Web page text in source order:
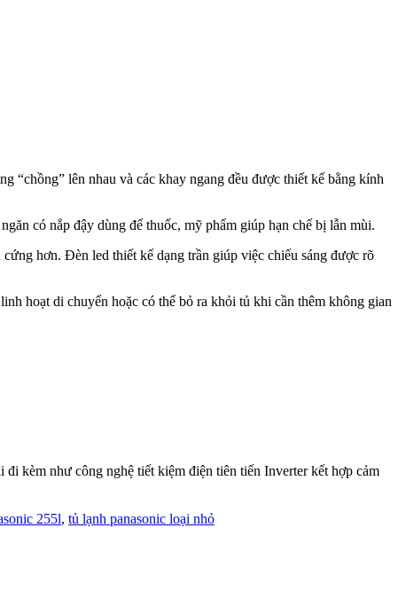
“chồng” lên nhau và các khay ngang đều được thiết kế bằng kính
có nắp đậy dùng để thuốc, mỹ phẩm giúp hạn chế bị lẫn mùi.
hơn. Đèn led thiết kế dạng trần giúp việc chiếu sáng được rõ
hoạt di chuyển hoặc có thể bỏ ra khỏi tủ khi cần thêm không gian
kèm như công nghệ tiết kiệm điện tiên tiến Inverter kết hợp cảm
255l, tủ lạnh panasonic loại nhỏ